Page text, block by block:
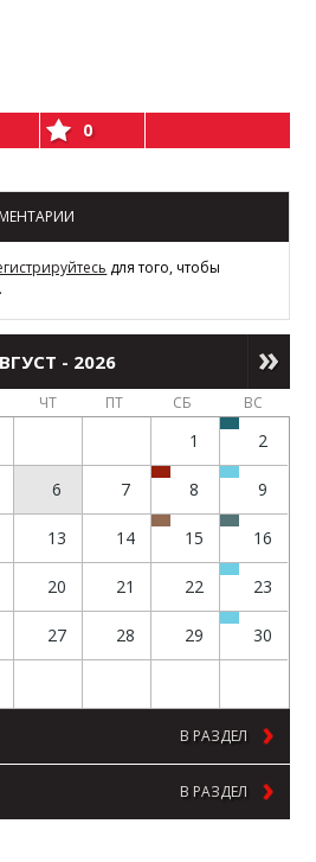
0
для того, чтобы
- 2026
ЧТ ПТ СБ ВС
1 2
6 7 8 9
13 14 15 16
20 21 22 23
27 28 29 30
В РАЗДЕЛ
В РАЗДЕЛ